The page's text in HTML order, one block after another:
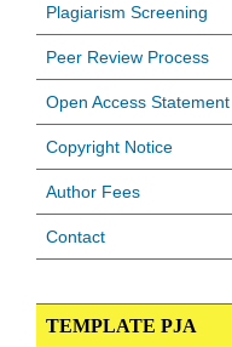
Plagiarism Screening
Peer Review Process
Open Access Statement
Copyright Notice
Author Fees
Contact
TEMPLATE PJA